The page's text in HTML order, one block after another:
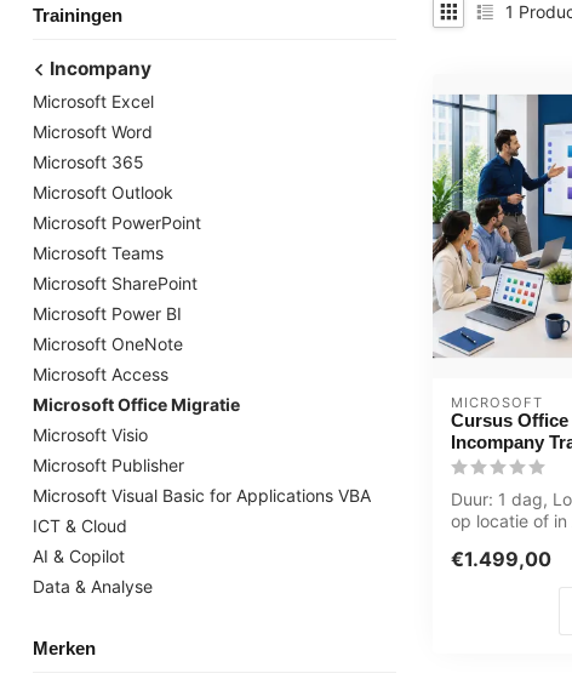
Trainingen
Incompany
Microsoft Excel
Microsoft Word
Microsoft 365
Microsoft Outlook
Microsoft PowerPoint
Microsoft Teams
Microsoft SharePoint
Microsoft Power BI
Microsoft OneNote
Microsoft Access
Microsoft Office Migratie
Microsoft Visio
Microsoft Publisher
Microsoft Visual Basic for Applications VBA
ICT & Cloud
AI & Copilot
Data & Analyse
Merken
1
MICROSOFT
Cursus Office
Incompany
Duur: 1 dag,
op locatie of in
Utrecht....
€1.499,00